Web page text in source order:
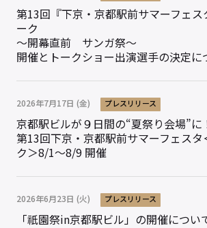
第13回『下京・京都駅前サマーフェス
ーク
～開幕直前 サンガ祭～
開催とトークショー出演選手の決定に
2026年7月17日 (金) プレスリリース
京都駅ビルが９日間の“夏祭り会場”に
第13回下京・京都駅前サマーフェスタ
ク＞8/1〜8/9 開催
2026年6月23日 (火) プレスリリース
「祇園祭in京都駅ビル」の開催につい